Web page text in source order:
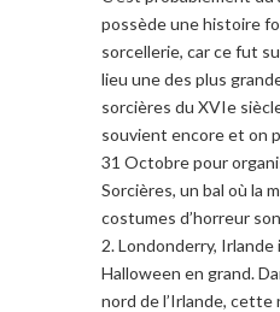
possède une histoire
sorcellerie, car ce fut
lieu une des plus
sorcières du XVIe
souvient encore et on
31 Octobre pour
Sorcières, un bal où la
costumes d’horreur
2. Londonderry, Irlande
Halloween en grand.
nord de l’Irlande,